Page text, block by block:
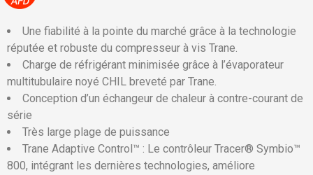
Une fiabilité à la pointe du marché grâce à la technologie
réputée et robuste du compresseur à vis Trane.
Charge de réfrigérant minimisée grâce à l’évaporateur
multitubulaire noyé CHIL breveté par Trane.
Conception d’un échangeur de chaleur à contre-courant de
série
Très large plage de puissance
Trane Adaptive Control™ : Le contrôleur Tracer® Symbio™
800, intégrant les dernières technologies, améliore